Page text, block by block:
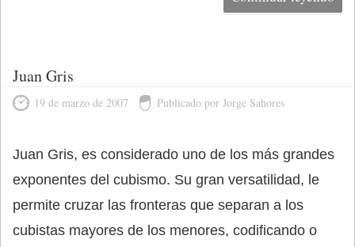
Juan Gris
19 de marzo de 2007 Publicado por Jorge Sahores
Juan Gris, es considerado uno de los más grandes
exponentes del cubismo. Su gran versatilidad, le
permite cruzar las fronteras que separan a los
cubistas mayores de los menores, codificando o